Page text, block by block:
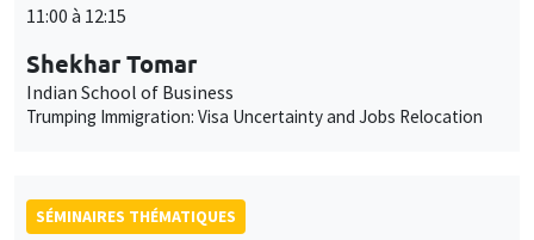
11:00 à 12:15
Shekhar Tomar
Indian School of Business
Trumping Immigration: Visa Uncertainty and Jobs Relocation
SÉMINAIRES THÉMATIQUES